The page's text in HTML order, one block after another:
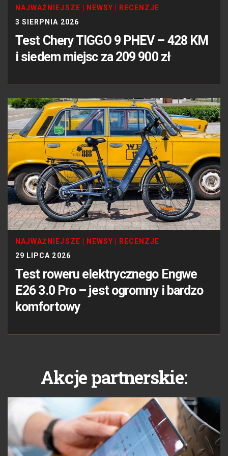
NAJWAŻNIEJSZE NEWSY
RECENZJE
3 SIERPNIA 2026
Test Chery TIGGO 9 PHEV – 428 KM
i siedem miejsc za 209 900 zł
NAJWAŻNIEJSZE NEWSY
RECENZJE
29 LIPCA 2026
Test roweru elektrycznego Engwe
E26 3.0 Pro – jest ogromny i bardzo
komfortowy
Akcje partnerskie: